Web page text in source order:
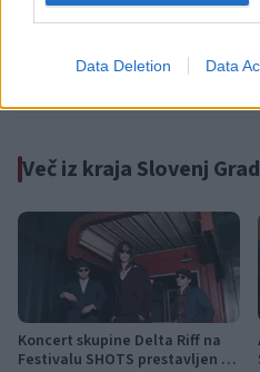
Data Deletion Data
sprejem
zd slovenj gradec
dr.
Več iz kraja Slovenj
Koncert skupine Delta Riff na
Festivalu SHOTS prestavljen na